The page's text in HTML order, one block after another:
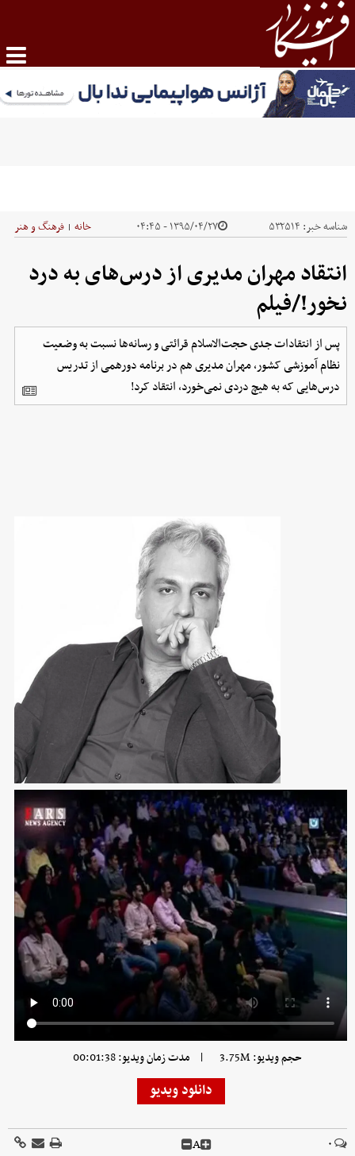
شناسه خبر: ۵۳۲۵۱۴ ۱۳۹۵/۰۴/۲۷ - ۰۴:۴۵ خانه | فرهنگ و هنر
انتقاد مهران مدیری از درس‌های به‌ درد
نخور!/فیلم
پس از انتقادات جدی حجت‌الاسلام قرائتی و رسانه‌ها نسبت به وضعیت
نظام آموزشی کشور، مهران مدیری هم در برنامه دورهمی از تدریس
درس‌هایی که به هیچ دردی نمی‌خورد، انتقاد کرد!
حجم ویدیو: 3.75M | مدت زمان ویدیو: 00:01:38
دانلود ویدیو
۰ A